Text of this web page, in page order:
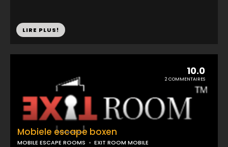
LIRE PLUS!
10.0
2 COMMENTAIRES
Mobiele escape boxen
MOBILE ESCAPE ROOMS EXIT ROOM MOBILE